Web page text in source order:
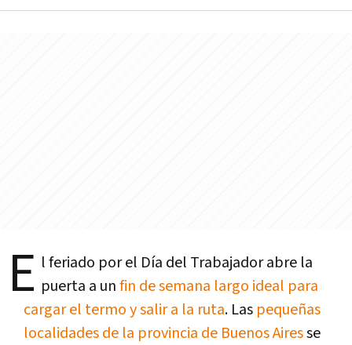
E l feriado por el Día del Trabajador abre la
puerta a unfin de semana largo ideal para
cargar el termo y salir a la ruta. Las pequeñas
localidades de la provincia de Buenos Airesse